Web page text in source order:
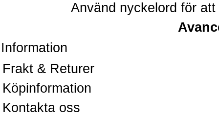
Använd nyckelord för
Information
Frakt & Returer
Köpinformation
Kontakta oss